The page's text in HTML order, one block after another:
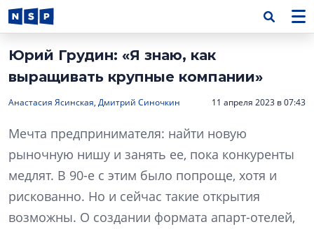
Юрий Грудин: «Я знаю, как
выращивать крупные компании»
Анастасия Ясинская, Дмитрий Синочкин 11 апреля 2023 в 07:43
Мечта предпринимателя: найти новую
рыночную нишу и занять ее, пока конкуренты
медлят. В 90-е с этим было попроще, хотя и
рискованно. Но и сейчас такие открытия
возможны. О создании формата апарт-отелей,